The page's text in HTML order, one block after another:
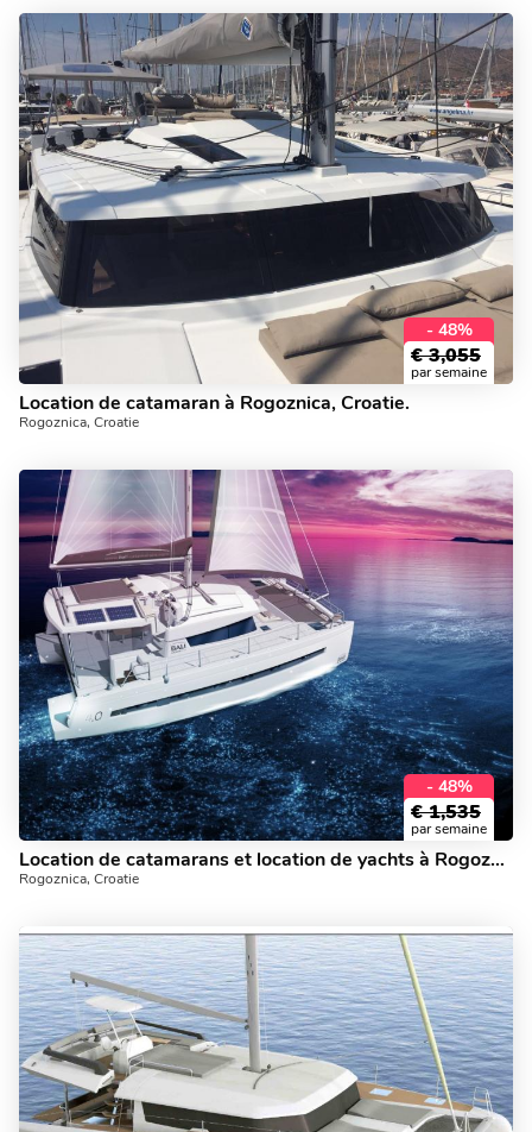
- 48%
€ 3,055
par semaine
Location de catamaran à Rogoznica, Croatie.
Rogoznica, Croatie
- 48%
€ 1,535
par semaine
Location de catamarans et location de yachts à Rogoznica, Croatie.
Rogoznica, Croatie